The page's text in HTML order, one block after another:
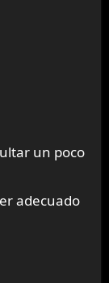
un poco
adecuado